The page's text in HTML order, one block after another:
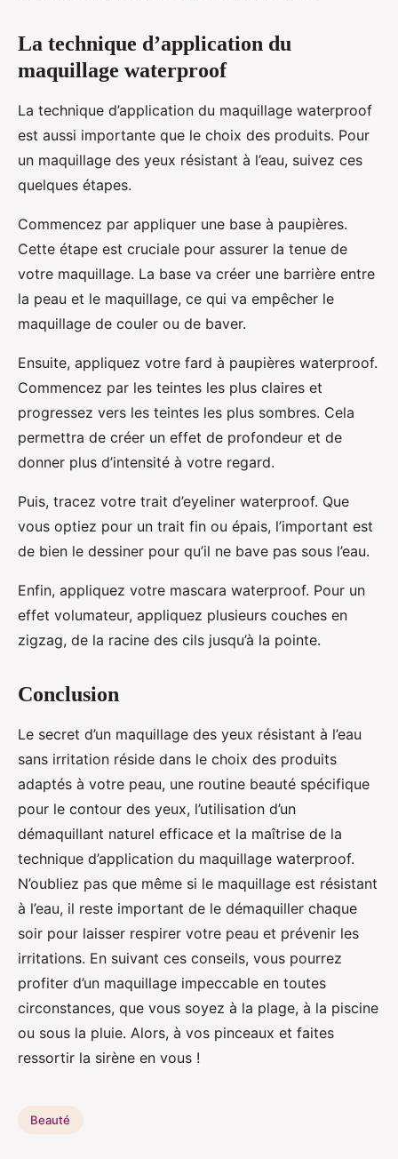
La technique d’application du
maquillage waterproof
La technique d’application du maquillage waterproof
est aussi importante que le choix des produits. Pour
un maquillage des yeux résistant à l’eau, suivez ces
quelques étapes.
Commencez par appliquer une base à paupières.
Cette étape est cruciale pour assurer la tenue de
votre maquillage. La base va créer une barrière entre
la peau et le maquillage, ce qui va empêcher le
maquillage de couler ou de baver.
Ensuite, appliquez votre fard à paupières waterproof.
Commencez par les teintes les plus claires et
progressez vers les teintes les plus sombres. Cela
permettra de créer un effet de profondeur et de
donner plus d’intensité à votre regard.
Puis, tracez votre trait d’eyeliner waterproof. Que
vous optiez pour un trait fin ou épais, l’important est
de bien le dessiner pour qu’il ne bave pas sous l’eau.
Enfin, appliquez votre mascara waterproof. Pour un
effet volumateur, appliquez plusieurs couches en
zigzag, de la racine des cils jusqu’à la pointe.
Conclusion
Le secret d’un maquillage des yeux résistant à l’eau
sans irritation réside dans le choix des produits
adaptés à votre peau, une routine beauté spécifique
pour le contour des yeux, l’utilisation d’un
démaquillant naturel efficace et la maîtrise de la
technique d’application du maquillage waterproof.
N’oubliez pas que même si le maquillage est résistant
à l’eau, il reste important de le démaquiller chaque
soir pour laisser respirer votre peau et prévenir les
irritations. En suivant ces conseils, vous pourrez
profiter d’un maquillage impeccable en toutes
circonstances, que vous soyez à la plage, à la piscine
ou sous la pluie. Alors, à vos pinceaux et faites
ressortir la sirène en vous !
Beauté